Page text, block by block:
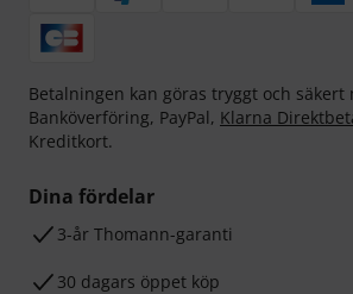
Betalningen kan göras tryggt och säkert
Banköverföring, PayPal, Klarna
Kreditkort.
Dina fördelar
3-år Thomann-garanti
30 dagars öppet köp